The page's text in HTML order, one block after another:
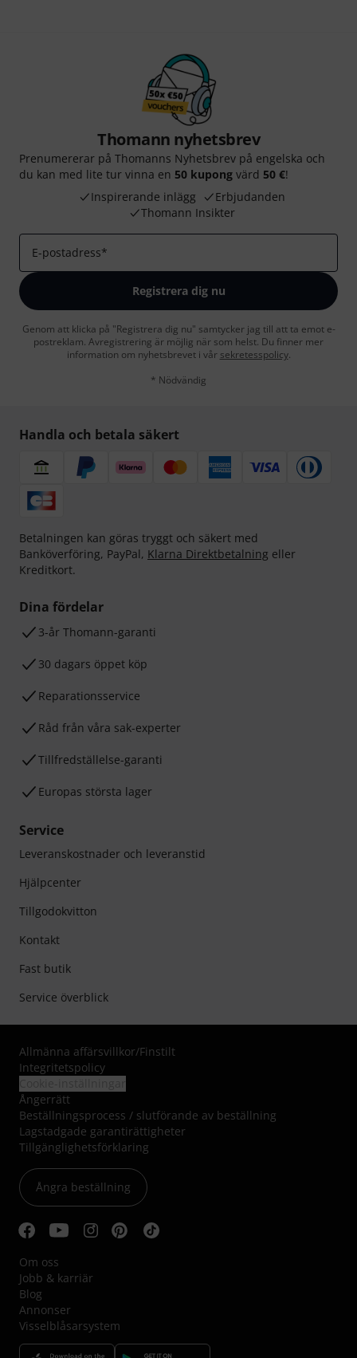
Thomann nyhetsbrev
Prenumererar på Thomanns Nyhetsbrev på engelska och
du kan med lite tur vinna en 50 kupong värd 50 €!
Inspirerande inlägg
Erbjudanden
Thomann Insikter
E-postadress*
Registrera dig nu
Genom att klicka på "Registrera dig nu" samtycker jag till att ta emot e-
postreklam. Avregistrering är möjlig när som helst. Du finner mer
information om nyhetsbrevet i vår sekretesspolicy.
* Nödvändig
Handla och betala säkert
Betalningen kan göras tryggt och säkert med
Banköverföring, PayPal, Klarna Direktbetalning eller
Kreditkort.
Dina fördelar
3-år Thomann-garanti
30 dagars öppet köp
Reparationsservice
Råd från våra sak-experter
Tillfredställelse-garanti
Europas största lager
Service
Leveranskostnader och leveranstid
Hjälpcenter
Tillgodokvitton
Kontakt
Fast butik
Service överblick
Allmänna affärsvillkor/Finstilt
Integritetspolicy
Ångerrätt
Beställningsprocess / slutförande av beställning
Lagstadgade garantirättigheter
Tillgänglighetsförklaring
Ångra beställning
Om oss
Jobb & karriär
Blog
Annonser
Visselblåsarsystem